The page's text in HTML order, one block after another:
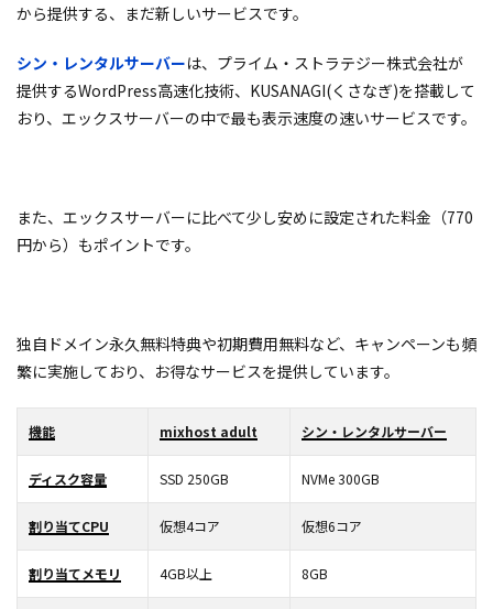
から提供する、まだ新しいサービスです。
シン・レンタルサーバーは、プライム・ストラテジー株式会社が
提供するWordPress高速化技術、KUSANAGI(くさなぎ)を搭載して
おり、エックスサーバーの中で最も表示速度の速いサービスです。
また、エックスサーバーに比べて少し安めに設定された料金（770
円から）もポイントです。
独自ドメイン永久無料特典や初期費用無料など、キャンペーンも頻
繁に実施しており、お得なサービスを提供しています。
機能 mixhost adult シン・レンタルサーバー
ディスク容量 SSD 250GB NVMe 300GB
割り当てCPU 仮想4コア 仮想6コア
割り当てメモリ 4GB以上 8GB